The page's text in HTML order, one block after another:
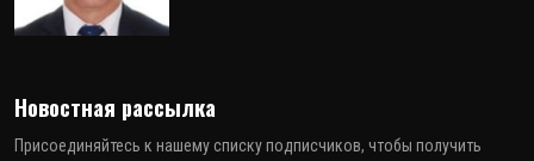
Новостная рассылка
Присоединяйтесь к нашему списку подписчиков, чтобы получить